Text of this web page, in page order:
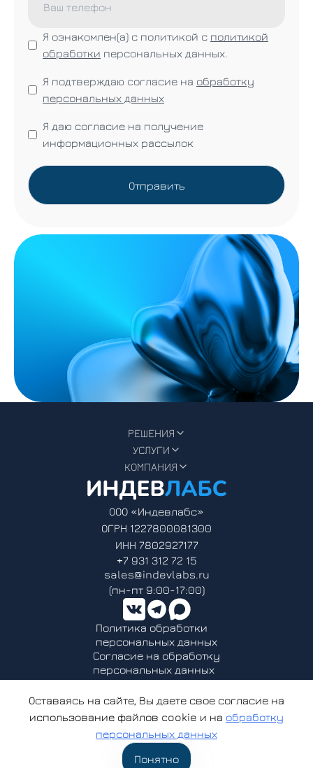
Я ознакомлен(а) с политикой с политикой
обработки персональных данных.
Я подтверждаю cогласие на обработку
персональных данных
Я даю согласие на получение
информационных рассылок
Отправить
РЕШЕНИЯ
УСЛУГИ
КОМПАНИЯ
Политика обработки
персональных данных
Согласие на обработку
персональных данных
ООО «Индевлабс»
ОГРН 1227800081300
ИНН 7802927177
+7 931 312 72 15
sales@indevlabs.ru
(пн-пт 9:00-17:00)
ООО «Индевлабс» - аккредитованная организация, осуществляющая
деятельность в области информационных технологий.
Решение о предоставлении государственной аккредитации
организации, осуществляющей деятельность в области
информационных технологий от 06.04.2023 № АО-20230323-
© 2022-2025 ООО «Индевлабс». Все права защищены
Оставаясь на сайте, Вы даете свое согласие на
использование файлов cookie и на обработку
персональных данных
Понятно